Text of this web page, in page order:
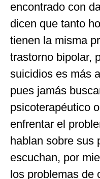
encontrado con
dicen que tanto
tienen la misma
trastorno bipolar,
suicidios es más
pues jamás
psicoterapéutico
enfrentar el
hablan sobre sus
escuchan, por
los problemas de